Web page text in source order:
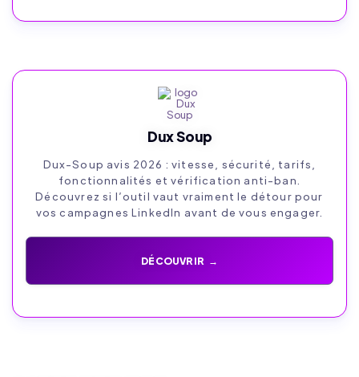
Dux Soup
Dux-Soup avis 2026 : vitesse, sécurité, tarifs,
fonctionnalités et vérification anti-ban.
Découvrez si l’outil vaut vraiment le détour pour
vos campagnes LinkedIn avant de vous engager.
DÉCOUVRIR →